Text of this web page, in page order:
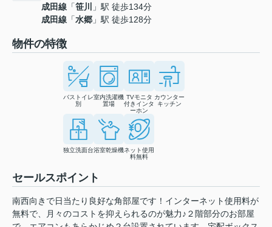
成田線 「笹川
」駅 徒歩134分
成田線 「水郷 」駅 徒歩128分
物件の特徴
バストイレ
別
室内洗濯機
置場
TVモニタ
付きインタ
ーホン
カウンター
キッチン
独立洗面台浴室乾燥機ネット使用
料無料
セールスポイント
南西向きで日当たり良好な角部屋です！インターネット使用料が
無料で、月々のコストを抑えられるのが魅力♪２階部分のお部屋